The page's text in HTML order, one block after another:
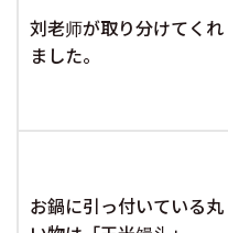
刘老师が取り分けてくれ
ました。
お鍋に引っ付いている丸